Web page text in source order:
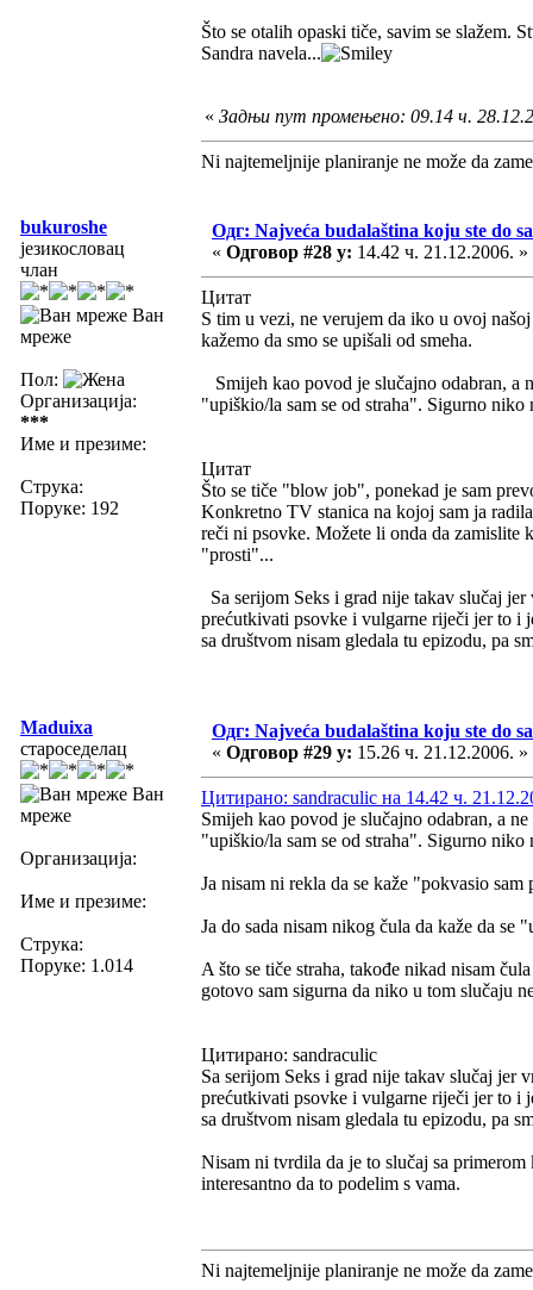
Što se otalih opaski tiče, savim se slažem.
Sandra navela...
« Задњи пут промењено: 09.14 ч.
Ni najtemeljnije planiranje ne može da
bukuroshe
језикословац
члан
Ван
мреже
Пол:
Организација:
***
Име и презиме:
Струка:
Поруке: 192
Одг: Najveća budalaština koju ste do
« Одговор #28 у: 14.42 ч. 21.12.2006. »
Цитат
S tim u vezi, ne verujem da iko u ovoj
kažemo da smo se upišali od smeha.
Smijeh kao povod je slučajno odabran, a
"upiškio/la sam se od straha". Sigurno niko
Цитат
Što se tiče "blow job", ponekad je sam
Konkretno TV stanica na kojoj sam ja
reči ni psovke. Možete li onda da zamislite
"prosti"...
Sa serijom Seks i grad nije takav slučaj
prećutkivati psovke i vulgarne riječi jer to i
sa društvom nisam gledala tu epizodu, pa
Maduixa
староседелац
Ван
мреже
Организација:
Име и презиме:
Струка:
Поруке: 1.014
Одг: Najveća budalaština koju ste do
« Одговор #29 у: 15.26 ч. 21.12.2006. »
Цитирано: sandraculic на 14.42 ч.
Smijeh kao povod je slučajno odabran, a
"upiškio/la sam se od straha". Sigurno niko
Ja nisam ni rekla da se kaže "pokvasio sam
Ja do sada nisam nikog čula da kaže da
A što se tiče straha, takođe nikad nisam
gotovo sam sigurna da niko u tom slučaju
Цитирано: sandraculic
Sa serijom Seks i grad nije takav slučaj
prećutkivati psovke i vulgarne riječi jer to i
sa društvom nisam gledala tu epizodu, pa
Nisam ni tvrdila da je to slučaj sa
interesantno da to podelim s vama.
Ni najtemeljnije planiranje ne može da